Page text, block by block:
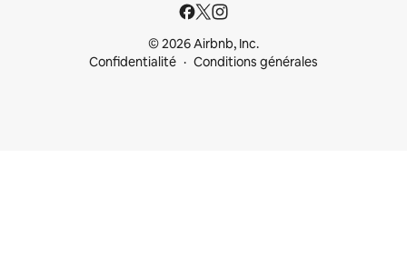
© 2026 Airbnb, Inc.
Confidentialité
Conditions générales